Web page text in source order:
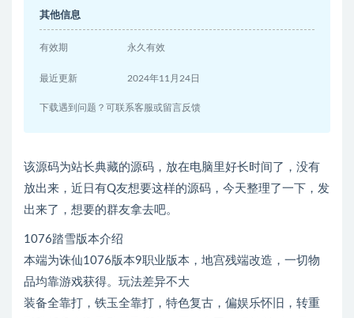
其他信息
有效期 永久有效
最近更新 2024年11月24日
下载遇到问题？可联系客服或留言反馈
该源码为站长典藏的源码，放在电脑里好长时间了，没有
放出来，近日有Q友想要这样的源码，今天整理了一下，发
出来了，想要的群友拿去吧。
1076踏雪版本介绍
本端为诛仙1076版本9职业版本，地宫残端改造，一切物
品均靠游戏获得。玩法差异不大
装备全靠打，铁玉全靠打，特色复古，偏娱乐怀旧，转重